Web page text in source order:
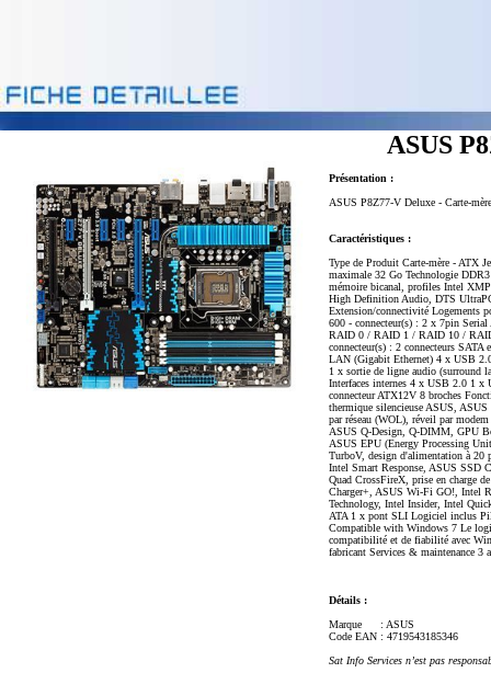
ASUS
Présentation :
ASUS P8Z77-V Deluxe - Carte-
Caractéristiques :
Type de Produit Carte-mère - ATX
maximale 32 Go Technologie
mémoire bicanal, profiles Intel
High Definition Audio, DTS
Extension/connectivité Logements
600 - connecteur(s) : 2 x 7pin
RAID 0 / RAID 1 / RAID 10 /
connecteur(s) : 2 connecteurs
LAN (Gigabit Ethernet) 4 x USB
1 x sortie de ligne audio (surround
Interfaces internes 4 x USB 2.0 1 x
connecteur ATX12V 8 broches
thermique silencieuse ASUS,
par réseau (WOL), réveil par
ASUS Q-Design, Q-DIMM, GPU
ASUS EPU (Energy Processing
TurboV, design d'alimentation à 20
Intel Smart Response, ASUS SSD
Quad CrossFireX, prise en charge
Charger+, ASUS Wi-Fi GO!, Intel
Technology, Intel Insider, Intel
ATA 1 x pont SLI Logiciel inclus
Compatible with Windows 7 Le
compatibilité et de fiabilité avec
fabricant Services & maintenance 3
Détails :
Marque
: ASUS
Code EAN : 4719543185346
Sat Info Services n’est pas